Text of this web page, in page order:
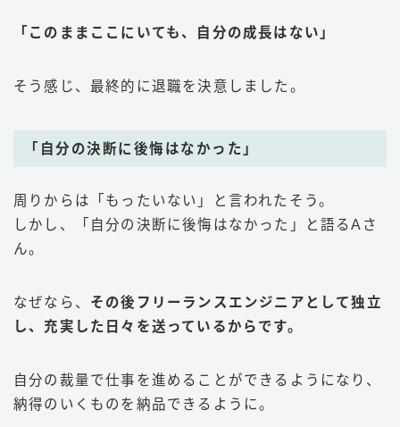
「このままここにいても、自分の成長はない」
そう感じ、最終的に退職を決意しました。
「自分の決断に後悔はなかった」
周りからは「もったいない」と言われたそう。
しかし、「自分の決断に後悔はなかった」と語るAさ
ん。
なぜなら、 その後フリーランスエンジニアとして独立
し、充実した日々を送っているからです。
自分の裁量で仕事を進めることができるようになり、
納得のいくものを納品できるように。